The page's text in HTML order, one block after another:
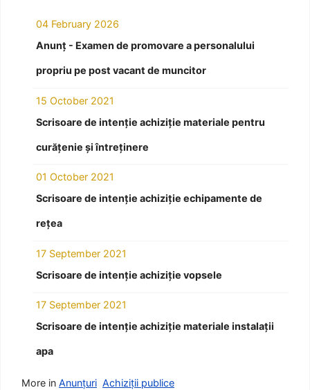
04 February 2026
Anunț - Examen de promovare a personalului
propriu pe post vacant de muncitor
15 October 2021
Scrisoare de intenție achiziție materiale pentru
curățenie și întreținere
01 October 2021
Scrisoare de intenție achiziție echipamente de
rețea
17 September 2021
Scrisoare de intenție achiziție vopsele
17 September 2021
Scrisoare de intenție achiziție materiale instalații
apa
More in Anunțuri Achiziții publice